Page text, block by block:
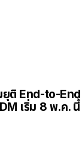
ติ End-to-
เริ่ม 8 พ.ค. นี้